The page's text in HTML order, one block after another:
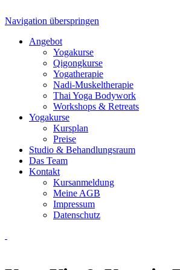
Navigation überspringen
Angebot
Yogakurse
Qigongkurse
Yogatherapie
Nadi-Muskeltherapie
Thai Yoga Bodywork
Workshops & Retreats
Yogakurse
Kursplan
Preise
Studio & Behandlungsraum
Das Team
Kontakt
Kursanmeldung
Meine AGB
Impressum
Datenschutz